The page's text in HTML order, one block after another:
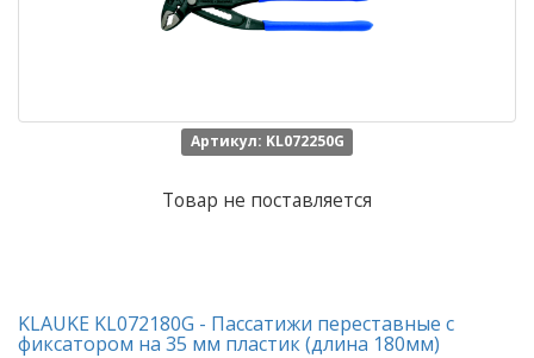
Артикул: KL072250G
Товар не поставляется
KLAUKE KL072180G - Пассатижи переставные с
фиксатором на 35 мм пластик (длина 180мм)